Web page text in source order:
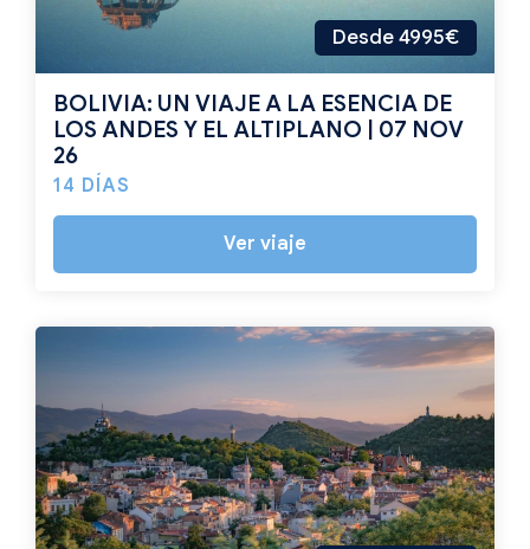
Desde 4995€
BOLIVIA: UN VIAJE A LA ESENCIA DE
LOS ANDES Y EL ALTIPLANO | 07 NOV
26
14 DÍAS
Ver viaje